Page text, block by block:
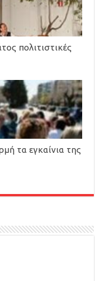
πολιτιστικές
τα εγκαίνια της